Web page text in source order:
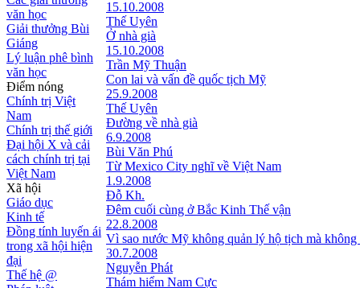
văn học
Giải thưởng Bùi
Giáng
Lý luận phê bình
văn học
Điểm nóng
Chính trị Việt
Nam
Chính trị thế giới
Đại hội X và cải
cách chính trị tại
Việt Nam
Xã hội
Giáo dục
Kinh tế
Đồng tính luyến ái
trong xã hội hiện
đại
Thế hệ @
15.10.2008
Thế Uyên
Ở nhà già
15.10.2008
Trần Mỹ Thuận
Con lai và vấn đề quốc tịch Mỹ
25.9.2008
Thế Uyên
Đường về nhà già
6.9.2008
Bùi Văn Phú
Từ Mexico City nghĩ về Việt Nam
1.9.2008
Đỗ Kh.
Đêm cuối cùng ở Bắc Kinh Thế vận
22.8.2008
Vì sao nước Mỹ không quản lý hộ tịch mà không
30.7.2008
Nguyễn Phát
Thám hiểm Nam Cực